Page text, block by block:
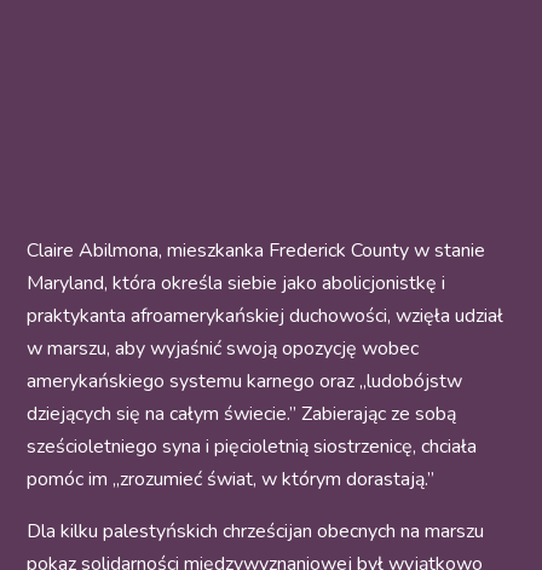
Claire Abilmona, mieszkanka Frederick County w stanie
Maryland, która określa siebie jako abolicjonistkę i
praktykanta afroamerykańskiej duchowości, wzięła udział
w marszu, aby wyjaśnić swoją opozycję wobec
amerykańskiego systemu karnego oraz „ludobójstw
dziejących się na całym świecie.” Zabierając ze sobą
sześcioletniego syna i pięcioletnią siostrzenicę, chciała
pomóc im „zrozumieć świat, w którym dorastają.”
Dla kilku palestyńskich chrześcijan obecnych na marszu
pokaz solidarności międzywyznaniowej był wyjątkowo